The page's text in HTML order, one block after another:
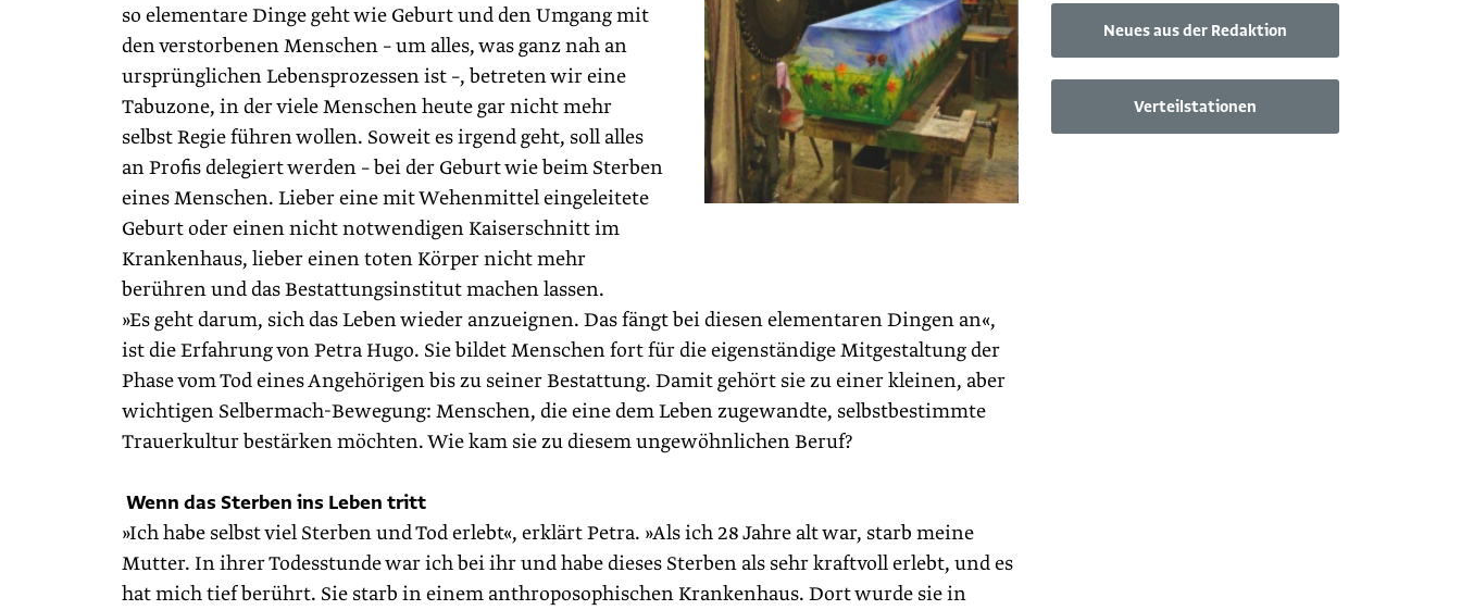
so elementare Dinge geht wie Geburt und den Umgang mit
den verstorbenen Menschen – um alles, was ganz nah an
ursprünglichen Lebensprozessen ist –, betreten wir eine
Tabuzone, in der viele Menschen heute gar nicht mehr
selbst Regie führen wollen. Soweit es irgend geht, soll alles
an Profis delegiert werden – bei der Geburt wie beim Sterben
eines Menschen. Lieber eine mit Wehenmittel eingeleitete
Geburt oder einen nicht notwendigen Kaiserschnitt im
Krankenhaus, lieber einen toten Körper nicht mehr
berühren und das Bestattungsinstitut machen lassen.
»Es geht darum, sich das Leben wieder anzueignen. Das fängt bei diesen elementaren Dingen an«,
ist die Erfahrung von Petra Hugo. Sie bildet Menschen fort für die eigenständige Mitgestaltung der
Phase vom Tod eines Angehörigen bis zu seiner Bestattung. Damit gehört sie zu einer kleinen, aber
wichtigen Selbermach-Bewegung: Menschen, die eine dem Leben zugewandte, selbstbestimmte
Trauerkultur bestärken möchten. Wie kam sie zu diesem ungewöhnlichen Beruf?
Wenn das Sterben ins Leben tritt
»Ich habe selbst viel Sterben und Tod erlebt«, erklärt Petra. »Als ich 28 Jahre alt war, starb meine
Mutter. In ihrer Todesstunde war ich bei ihr und habe dieses Sterben als sehr kraftvoll erlebt, und es
hat mich tief berührt. Sie starb in einem anthro­posophischen Krankenhaus. Dort wurde sie in
Neues aus der Redaktion
Verteilstationen